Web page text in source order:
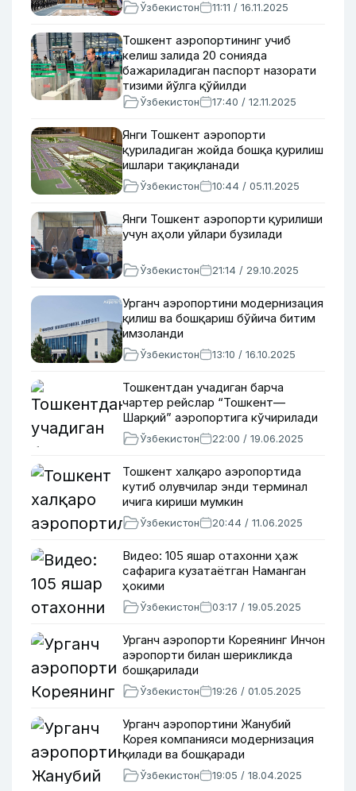
Ўзбекистон 11:11 / 16.11.2025
Тошкент аэропортининг учиб
келиш залида 20 сонияда
бажариладиган паспорт назорати
тизими йўлга қўйилди
Ўзбекистон 17:40 / 12.11.2025
Янги Тошкент аэропорти
қуриладиган жойда бошқа қурилиш
ишлари тақиқланади
Ўзбекистон 10:44 / 05.11.2025
Янги Тошкент аэропорти қурилиши
учун аҳоли уйлари бузилади
Ўзбекистон 21:14 / 29.10.2025
Урганч аэропортини модернизация
қилиш ва бошқариш бўйича битим
имзоланди
Ўзбекистон 13:10 / 16.10.2025
Тошкентдан учадиган барча
чартер рейслар “Тошкент—
Шарқий” аэропортига кўчирилади
Ўзбекистон 22:00 / 19.06.2025
Тошкент халқаро аэропортида
кутиб олувчилар энди терминал
ичига кириши мумкин
Ўзбекистон 20:44 / 11.06.2025
Видео: 105 яшар отахонни ҳаж
сафарига кузатаётган Наманган
ҳокими
Ўзбекистон 03:17 / 19.05.2025
Урганч аэропорти Кореянинг Инчон
аэропорти билан шерикликда
бошқарилади
Ўзбекистон 19:26 / 01.05.2025
Урганч аэропортини Жанубий
Корея компанияси модернизация
қилади ва бошқаради
Ўзбекистон 19:05 / 18.04.2025